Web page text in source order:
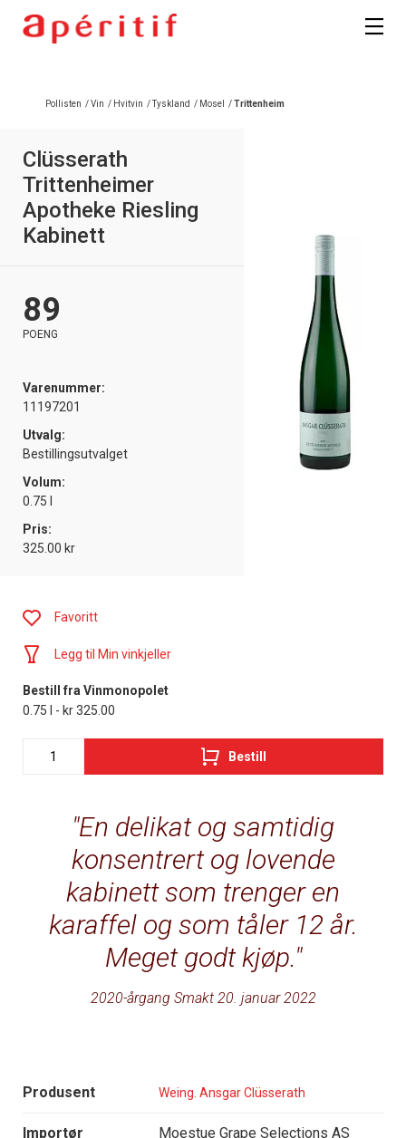
Pollisten /Vin / Hvitvin /Tyskland / Mosel /Trittenheim
Clüsserath
Trittenheimer
Apotheke Riesling
Kabinett
89
POENG
Varenummer:
11197201
Utvalg:
Bestillingsutvalget
Volum:
0.75 l
Pris:
325.00 kr
En delikat og samtidig
konsentrert og lovende
kabinett som trenger en
karaffel og som tåler 12 år.
Meget godt kjøp.
2020-årgang Smakt 20. januar 2022
Produsent Weing. Ansgar Clüsserath
Importør Moestue Grape Selections AS
Favoritt
Legg til Min vinkjeller
Bestill fra Vinmonopolet
0.75 l - kr 325.00
Bestill